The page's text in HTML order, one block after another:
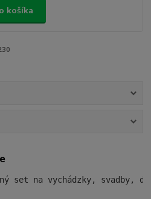
košíka
set na vychádzky, svadby,